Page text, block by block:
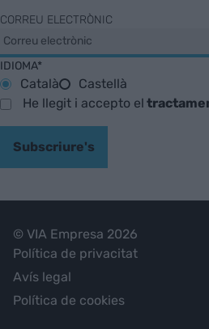
CORREU ELECTRÒNIC
IDIOMA*
Català
Castellà
He llegit i accepto el
Subscriure's
© VIA Empresa 2026
Política de privacitat
Avís legal
Política de cookies